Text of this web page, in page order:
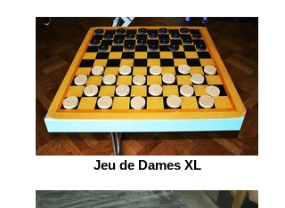
Jeu de Dames XL